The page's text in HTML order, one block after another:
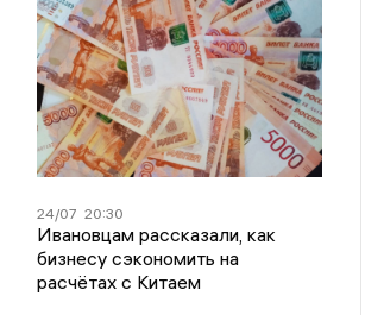
24/07 20:30
Ивановцам рассказали, как
бизнесу сэкономить на
расчётах с Китаем